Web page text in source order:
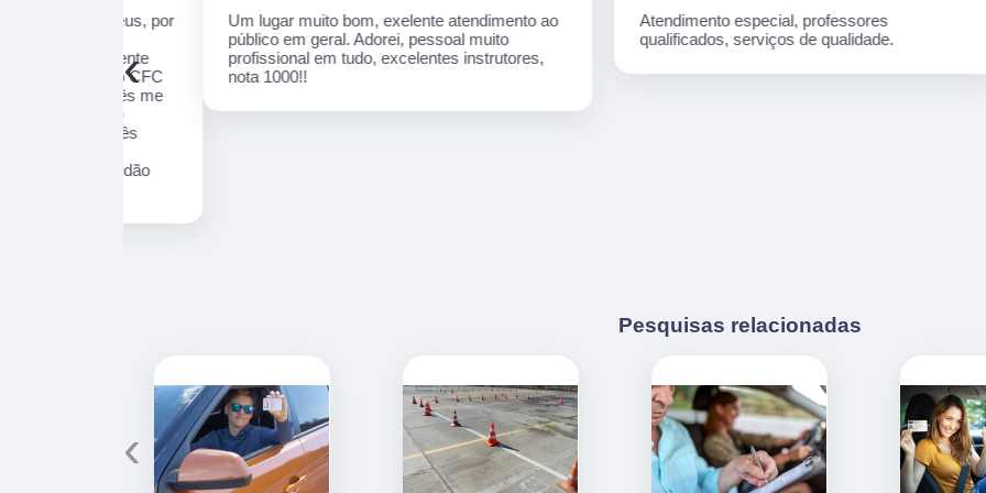
Um lugar muito bom, exelente atendimento ao
público em geral. Adorei, pessoal muito
profissional em tudo, excelentes instrutores,
nota 1000!!
Atendimento especial, professores
qualificados, serviços de qualidade.
‹
Pesquisas relacionadas
‹